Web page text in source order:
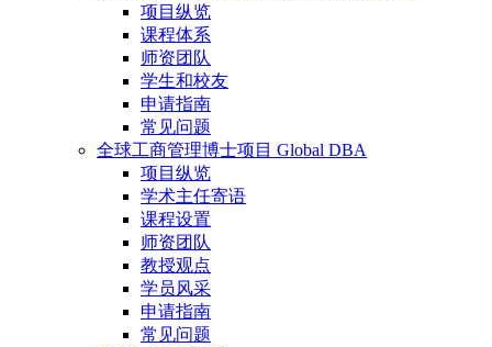
项目纵览
课程体系
师资团队
学生和校友
申请指南
常见问题
全球工商管理博士项目 Global DBA
项目纵览
学术主任寄语
课程设置
师资团队
教授观点
学员风采
申请指南
常见问题